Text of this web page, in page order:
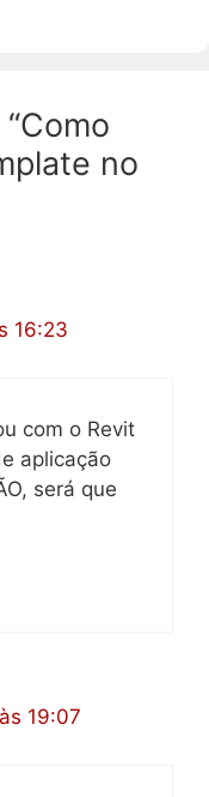
no
16:23
com o Revit
aplicação
será que
19:07